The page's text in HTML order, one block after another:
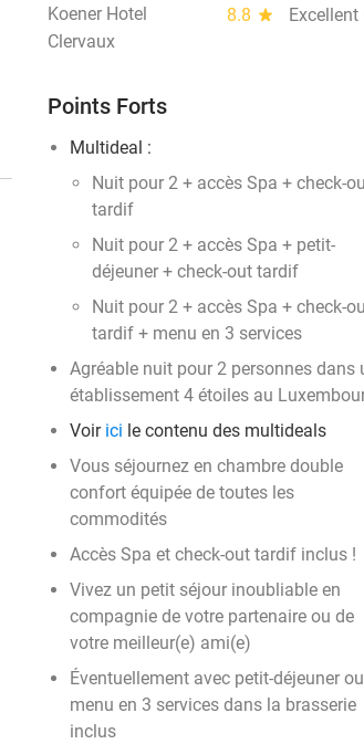
Koener Hotel 8.8 star
Clervaux
Points Forts
Multideal :
Nuit pour 2 + accès Spa + check-
tardif
Nuit pour 2 + accès Spa + petit-
déjeuner + check-out tardif
Nuit pour 2 + accès Spa + check-
tardif + menu en 3 services
Agréable nuit pour 2 personnes dans
établissement 4 étoiles au
Voir ici le contenu des multideals
Vous séjournez en chambre double
confort équipée de toutes les
commodités
Accès Spa et check-out tardif inclus !
Vivez un petit séjour inoubliable en
compagnie de votre partenaire ou de
votre meilleur(e) ami(e)
Éventuellement avec petit-déjeuner ou
menu en 3 services dans la brasserie
inclus